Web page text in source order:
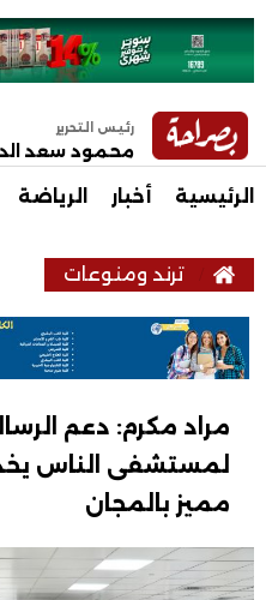
رئيس التحرير
محمود سعد
الرئيسية أخبار الرياضة
ترند ومنوعات
مراد مكرم: دعم
لمستشفى الناس
مميز بالمجان